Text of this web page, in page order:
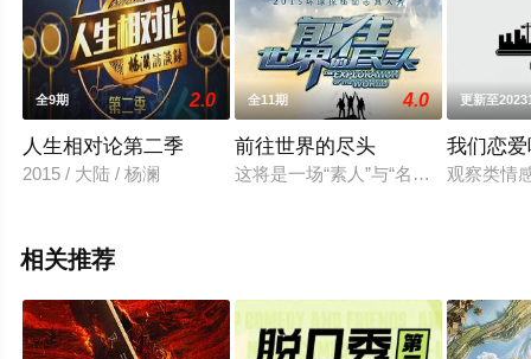
。
全9期 2.0
人生相对论第二季
2015 / 大陆 / 杨澜
全11期 4.0
前往世界的尽头
这将是一场“素人”与“名人”共同携手
更新至
我们恋
观察类情
相关推荐